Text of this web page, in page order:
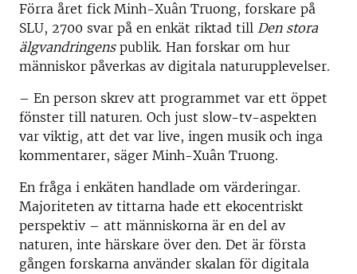
Förra året fick Minh-Xuân Truong, forskare på
SLU, 2700 svar på en enkät riktad till Den stora
älgvandringenspublik. Han forskar om hur
människor påverkas av digitala naturupplevelser.
– En person skrev att programmet var ett öppet
fönster till naturen. Och just slow-tv-aspekten
var viktig, att det var live, ingen musik och inga
kommentarer, säger Minh-Xuân Truong.
En fråga i enkäten handlade om värderingar.
Majoriteten av tittarna hade ett ekocentriskt
perspektiv – att människorna är en del av
naturen, inte härskare över den. Det är första
gången forskarna använder skalan för digitala